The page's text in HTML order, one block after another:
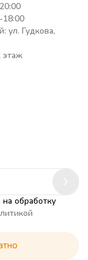
ул. Гудкова,
этаж
обработку